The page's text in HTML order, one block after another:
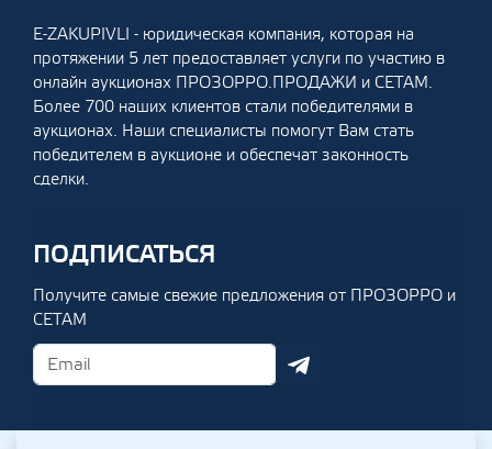
E-ZAKUPIVLI - юридическая компания, которая на
протяжении 5 лет предоставляет услуги по участию в
онлайн аукционах ПРОЗОРРО.ПРОДАЖИ и СЕТАМ.
Более 700 наших клиентов стали победителями в
аукционах. Наши специалисты помогут Вам стать
победителем в аукционе и обеспечат законность
сделки.
ПОДПИСАТЬСЯ
Получите самые свежие предложения от ПРОЗОРРО и
СЕТАМ